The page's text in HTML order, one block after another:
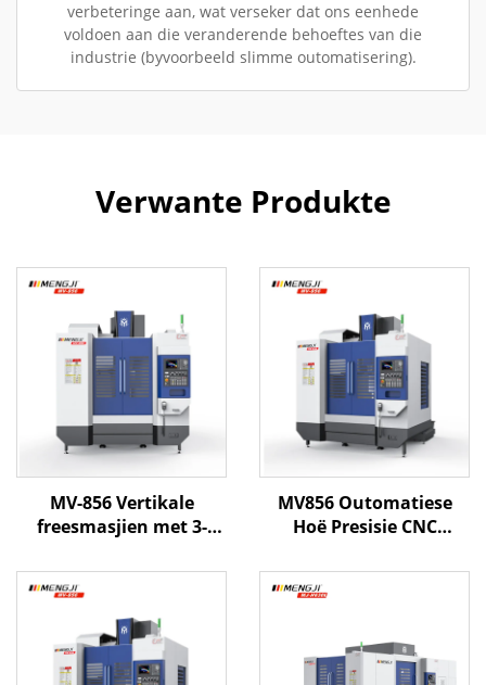
verbeteringe aan, wat verseker dat ons eenhede
voldoen aan die veranderende behoeftes van die
industrie (byvoorbeeld slimme outomatisering).
Verwante Produkte
MV-856 Vertikale
freesmasjien met 3-
lineêre gidsweë en
hoëspoedspindel vir
presisie vormgewing
MV856 Outomatiese
Hoë Presisie CNC
GSK-beheerder
800*560*550 XYZ Reis